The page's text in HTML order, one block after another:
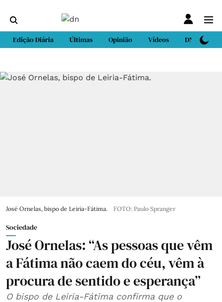
Edição Diária Últimas Opinião Vídeos DN Sport
José Ornelas, bispo de Leiria-Fátima. FOTO: Paulo Spranger
Sociedade
José Ornelas: “As pessoas que vêm
a Fátima não caem do céu, vêm à
procura de sentido e esperança”
O bispo de Leiria-Fátima confirma que o